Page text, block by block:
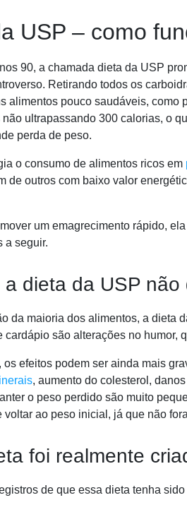
USP – como
90, a chamada dieta da USP
Retirando todos os
alimentos pouco saudáveis, como
ultrapassando 300 calorias, o
perda de peso.
o consumo de alimentos ricos em
de outros com baixo valor
um emagrecimento rápido,
a seguir.
a dieta da USP
da maioria dos alimentos, a dieta
cardápio são alterações no humor,
os efeitos podem ser ainda mais
, aumento do colesterol,
o peso perdido são muito
voltar ao peso inicial, já que não
foi realmente
de que essa dieta tenha